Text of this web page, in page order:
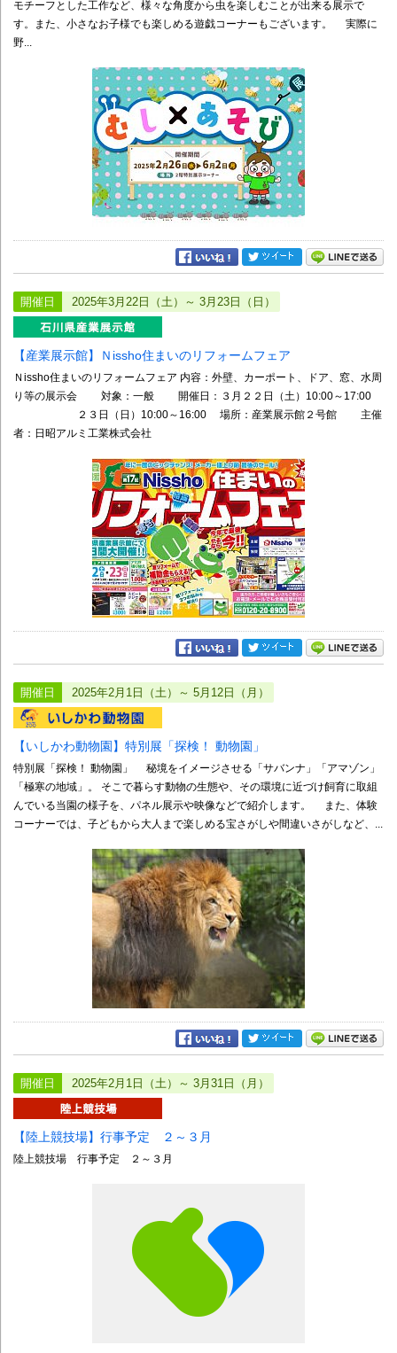
モチーフとした工作など、様々な角度から虫を楽しむことが出来る展示で
す。また、小さなお子様でも楽しめる遊戯コーナーもございます。 実際に
野...
開催日 2025年3月22日（土）～ 3月23日（日）
【産業展示館】Ｎissho住まいのリフォームフェア
Ｎissho住まいのリフォームフェア 内容：外壁、カーポート、ドア、窓、水周
り等の展示会 対象：一般 開催日：３月２２日（土）10:00～17:00
２３日（日）10:00～16:00 場所：産業展示館２号館 主催
者：日昭アルミ工業株式会社
開催日 2025年2月1日（土）～ 5月12日（月）
【いしかわ動物園】特別展「探検！ 動物園」
特別展「探検！ 動物園」 秘境をイメージさせる「サバンナ」「アマゾン」
「極寒の地域」。 そこで暮らす動物の生態や、その環境に近づけ飼育に取組
んでいる当園の様子を、パネル展示や映像などで紹介します。 また、体験
コーナーでは、子どもから大人まで楽しめる宝さがしや間違いさがしなど、...
開催日 2025年2月1日（土）～ 3月31日（月）
【陸上競技場】行事予定 ２～３月
陸上競技場 行事予定 ２～３月